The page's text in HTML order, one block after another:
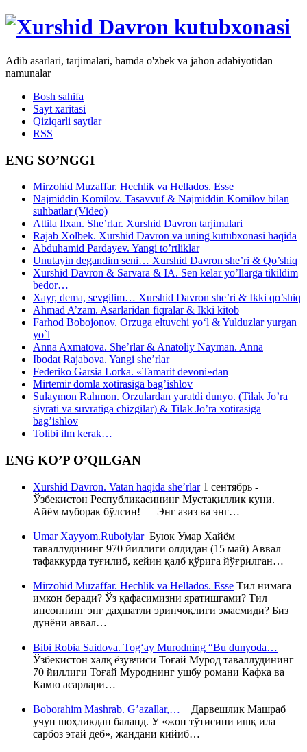
Adib asarlari, tarjimalari, hamda o'zbek va jahon adabiyotidan
namunalar
Bosh sahifa
Sayt xaritasi
Qiziqarli saytlar
RSS
ENG SO’NGGI
Mirzohid Muzaffar. Hechlik va Hellados. Esse
Najmiddin Komilov. Tasavvuf & Najmiddin Komilov bilan
suhbatlar (Video)
Attila Ilxan. She’rlar. Xurshid Davron tarjimalari
Rajab Xolbek. Xurshid Davron va uning kutubxonasi haqida
Abduhamid Pardayev. Yangi to’rtliklar
Unutayin degandim seni… Xurshid Davron she’ri & Qo’shiq
Xurshid Davron & Sarvara & IA. Sen kelar yo’llarga tikildim
bedor…
Xayr, dema, sevgilim… Xurshid Davron she’ri & Ikki qo’shiq
Ahmad A’zam. Asarlaridan fiqralar & Ikki kitob
Farhod Bobojonov. Orzuga eltuvchi yo‘l & Yulduzlar yurgan
yo`l
Anna Axmatova. She’rlar & Anatoliy Nayman. Anna
Ibodat Rajabova. Yangi she’rlar
Federiko Garsia Lorka. «Tamarit devoni»dan
Mirtemir domla xotirasiga bag’ishlov
Sulaymon Rahmon. Orzulardan yaratdi dunyo. (Tilak Jo’ra
siyrati va suvratiga chizgilar) & Tilak Jo’ra xotirasiga
bag’ishlov
Tolibi ilm kerak…
ENG KO’P O’QILGAN
Xurshid Davron. Vatan haqida she’rlar1 сентябрь -
Ўзбекистон Республикасининг Мустақиллик куни.
Айём муборак бўлсин! Энг азиз ва энг…
Umar Xayyom.RuboiylarБуюк Умар Хайём
таваллудининг 970 йиллиги олдидан (15 май) Аввал
тафаккурда туғилиб, кейин қалб қўрига йўғрилган…
Mirzohid Muzaffar. Hechlik va Hellados. Esse Тил нимага
имкон беради? Ўз қафасимизни яратишгами? Тил
инсоннинг энг даҳшатли эринчоқлиги эмасмиди? Биз
дунёни аввал…
Bibi Robia Saidova. Tog‘ay Murodning “Bu dunyoda…
Ўзбекистон халқ ёзувчиси Тоғай Мурод таваллудининг
70 йиллиги Тоғай Муроднинг ушбу романи Кафка ва
Камю асарлари…
Boborahim Mashrab. G’azallar,… Дарвешлик Машраб
учун шоҳликдан баланд. У «жон тўтисини ишқ ила
сарбоз этай деб», жандани кийиб…